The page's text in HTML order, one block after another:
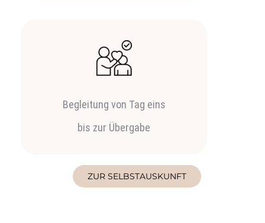
Begleitung von Tag eins
bis zur Übergabe
ZUR SELBSTAUSKUNFT